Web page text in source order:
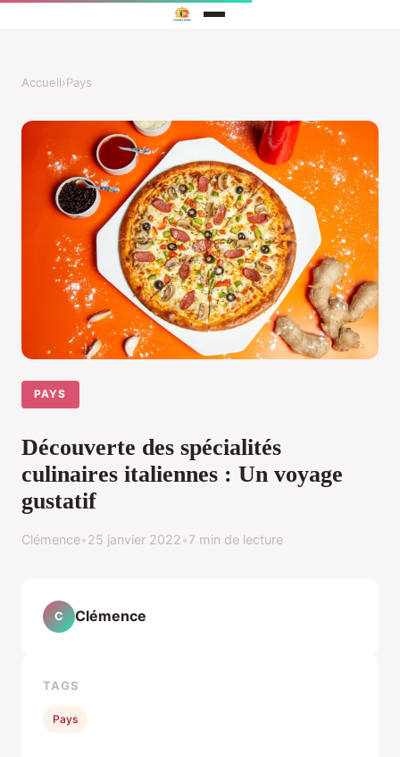
Accueil›Pays
PAYS
Découverte des spécialités
culinaires italiennes : Un voyage
gustatif
Clémence•25 janvier 2022•7 min de lecture
C Clémence
TAGS
Pays